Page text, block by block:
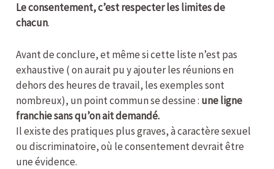
Le consentement, c’est respecter les limites de
chacun.
Avant de conclure, et même si cette liste n’est pas
exhaustive ( on aurait pu y ajouter les réunions en
dehors des heures de travail, les exemples sont
nombreux), un point commun se dessine : une ligne
franchie sans qu’on ait demandé.
Il existe des pratiques plus graves, à caractère sexuel
ou discriminatoire, où le consentement devrait être
une évidence.